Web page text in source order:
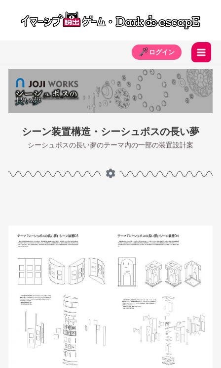
ログイン
シーン装置構造・シーシュポスの長い夢
シーシュポスの長い夢のテーマ内の一部の装置設計案